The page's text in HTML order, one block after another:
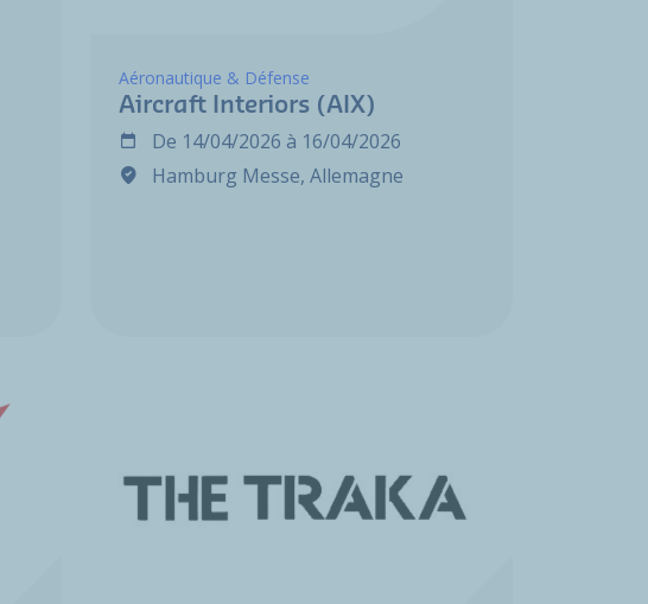
Aéronautique & Défense
Aircraft Interiors (AIX)
De 14/04/2026 à 16/04/2026
Hamburg Messe, Allemagne